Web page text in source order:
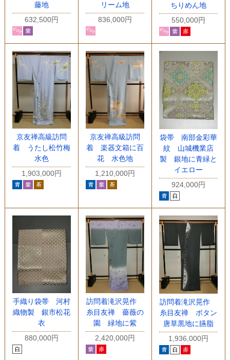
藤地
632,500円
リーム地
836,000円
ちりめん地
550,000円
京友禅高級訪問
着 うたし松竹梅
水色
1,903,000円
京友禅高級訪問
着 楽器文箱に百
花 水色地
1,210,000円
袋帯 南部金彩華
紋 山城機業店
製 銀地に青緑と
イエロー
924,000円
手織り袋帯 河村
織物製 銀市松花
衣
880,000円
訪問着滝沢晃作
糸目友禅 薔薇の
園 緑地に紫
2,420,000円
訪問着滝沢晃作
糸目友禅 ボタン
唐草黒地に臙脂
1,936,000円